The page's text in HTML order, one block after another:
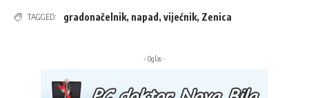
TAGGED: gradonačelnik, napad , vijećnik, Zenica
- Oglas -